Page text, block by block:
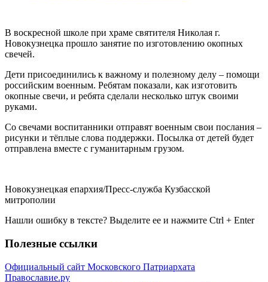
В воскресной школе при храме святителя Николая г.
Новокузнецка прошло занятие по изготовлению окопных
свечей.
Дети присоединились к важному и полезному делу – помощи
российским военным. Ребятам показали, как изготовить
окопные свечи, и ребята сделали несколько штук своими
руками.
Со свечами воспитанники отправят военным свои послания –
рисунки и тёплые слова поддержки. Посылка от детей будет
отправлена вместе с гуманитарным грузом.
Новокузнецкая епархия/Пресс-служба Кузбасской
митрополии
Нашли ошибку в тексте? Выделите ее и нажмите Ctrl + Enter
Полезные ссылки
Официальный сайт Московского Патриархата
Православие.ру